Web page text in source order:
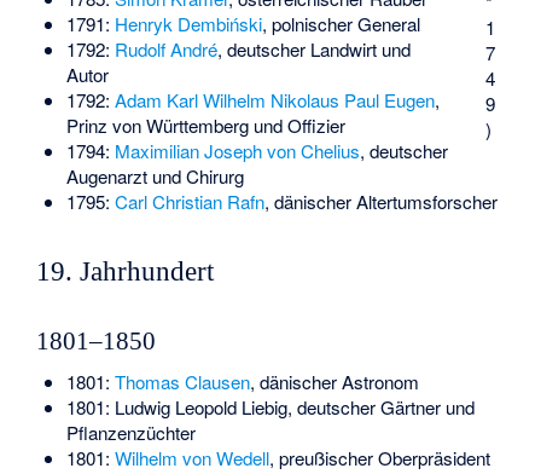
1
7
4
9
)
1791: Henryk Dembiński, polnischer General
1792: Rudolf André, deutscher Landwirt und
Autor
1792: Adam Karl Wilhelm Nikolaus Paul Eugen,
Prinz von Württemberg und Offizier
1794: Maximilian Joseph von Chelius, deutscher
Augenarzt und Chirurg
1795: Carl Christian Rafn, dänischer Altertumsforscher
19. Jahrhundert
1801–1850
1801: Thomas Clausen, dänischer Astronom
1801: Ludwig Leopold Liebig, deutscher Gärtner und
Pflanzenzüchter
1801: Wilhelm von Wedell, preußischer Oberpräsident